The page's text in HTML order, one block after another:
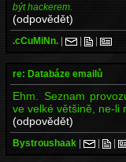
být hackerem.
(odpovědět)
.cCuMiNn. | | |
re: Databáze emailů
Ehm. Seznam
ve velké většině, ne-li
(odpovědět)
Bystroushaak | | |